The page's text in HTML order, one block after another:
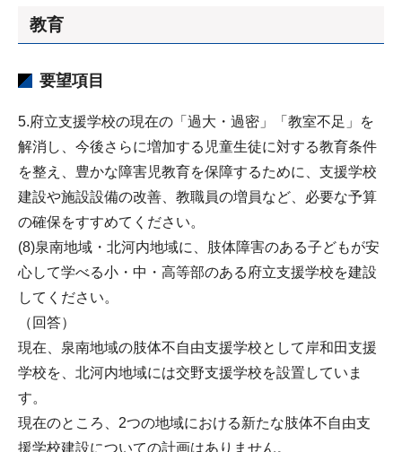
教育
要望項目
5.府立支援学校の現在の「過大・過密」「教室不足」を
解消し、今後さらに増加する児童生徒に対する教育条件
を整え、豊かな障害児教育を保障するために、支援学校
建設や施設設備の改善、教職員の増員など、必要な予算
の確保をすすめてください。
(8)泉南地域・北河内地域に、肢体障害のある子どもが安
心して学べる小・中・高等部のある府立支援学校を建設
してください。
（回答）
現在、泉南地域の肢体不自由支援学校として岸和田支援
学校を、北河内地域には交野支援学校を設置していま
す。
現在のところ、2つの地域における新たな肢体不自由支
援学校建設についての計画はありません。